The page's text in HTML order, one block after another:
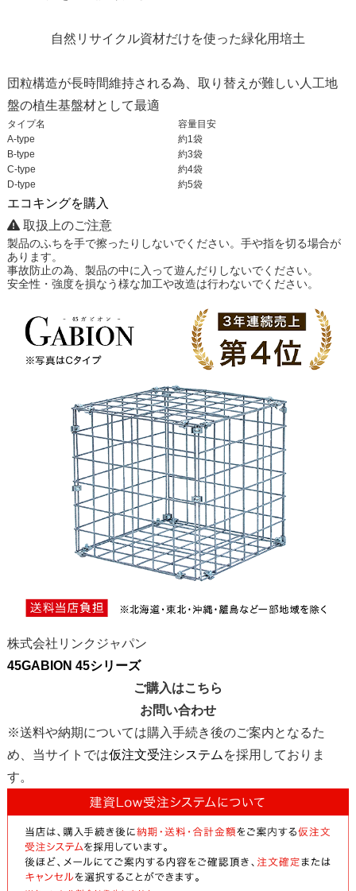
自然リサイクル資材だけを使った緑化用培土
団粒構造が長時間維持される為、取り替えが難しい人工地
盤の植生基盤材として最適
タイプ名
容量目安
A-type
約1袋
B-type
約3袋
C-type
約4袋
D-type
約5袋
エコキングを購入
取扱上のご注意
製品のふちを手で擦ったりしないでください。手や指を切る場合が
あります。
事故防止の為、製品の中に入って遊んだりしないでください。
安全性・強度を損なう様な加工や改造は行わないでください。
株式会社リンクジャパン
45GABION 45シリーズ
ご購入はこちら
お問い合わせ
※送料や納期については購入手続き後のご案内となるた
め、当サイトでは仮注文受注システム を採用しておりま
す。